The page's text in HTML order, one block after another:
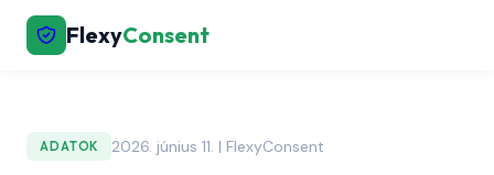
FlexyConsent
ADATOK 2026. június 11. | FlexyConsent